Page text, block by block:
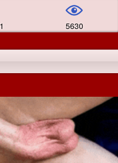
5630